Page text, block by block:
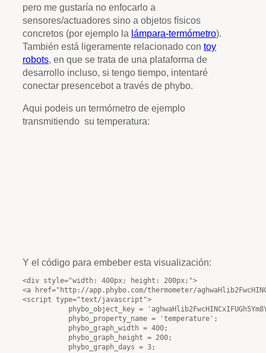
pero me gustaría no enfocarlo a
sensores/actuadores sino a objetos físicos
concretos (por ejemplo la lámpara-termómetro).
También está ligeramente relacionado con toy
robots, en que se trata de una plataforma de
desarrollo incluso, si tengo tiempo, intentaré
conectar presencebot a través de phybo.
Aqui podeis un termómetro de ejemplo
transmitiendo su temperatura:
Y el código para embeber esta visualización:
<div style="width: 400px; height: 200px;">
<a href="http://app.phybo.com/thermometer/
<script type="text/javascript">
phybo_object_key =
phybo_property_name = 'temperature';
phybo_graph_width = 400;
phybo_graph_height = 200;